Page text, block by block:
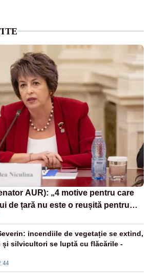
AUR): „4 motive pentru care
de țară nu este o reușită pentru
incendiile de vegetație se extind,
și silvicultori se luptă cu flăcările -